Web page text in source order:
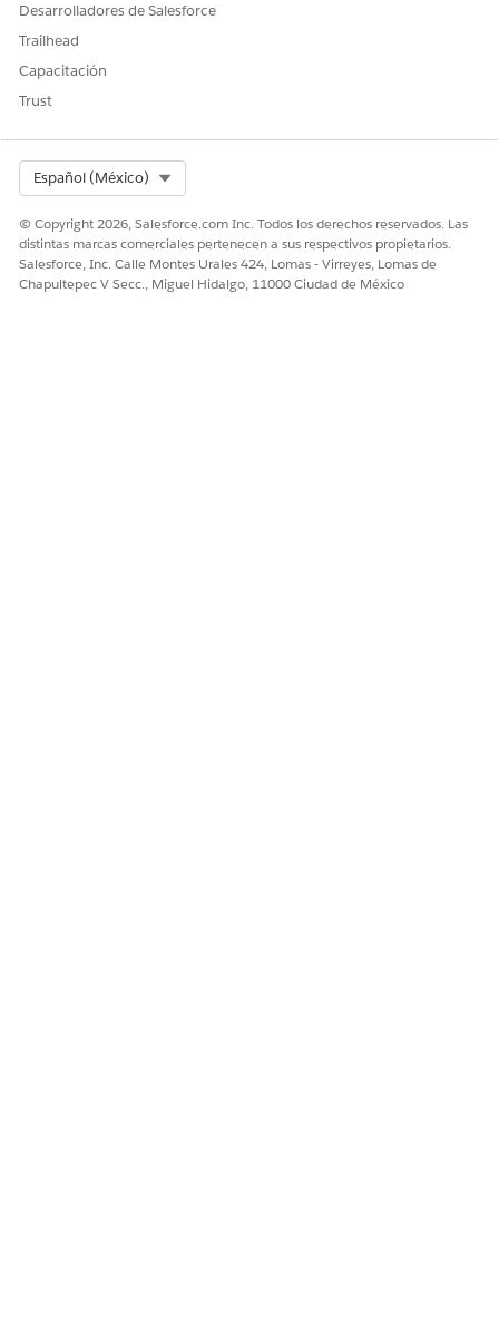
Desarrolladores de Salesforce
Trailhead
Capacitación
Trust
Español (México)
© Copyright 2026, Salesforce.com Inc. Todos los derechos reservados. Las
distintas marcas comerciales pertenecen a sus respectivos propietarios.
Salesforce, Inc. Calle Montes Urales 424, Lomas - Virreyes, Lomas de
Chapultepec V Secc., Miguel Hidalgo, 11000 Ciudad de México